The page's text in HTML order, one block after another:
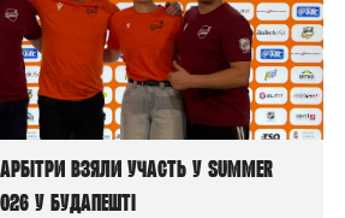
арбітри взяли участь у Summer
у Будапешті